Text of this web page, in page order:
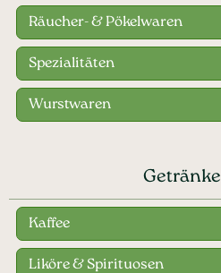
Räucher- & Pökelwaren
Spezialitäten
Wurstwaren
Getränke
Kaffee
Liköre & Spirituosen